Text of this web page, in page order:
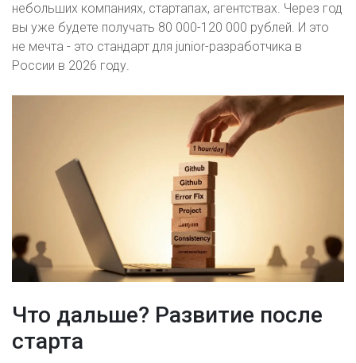
небольших компаниях, стартапах, агентствах. Через год
вы уже будете получать 80 000-120 000 рублей. И это
не мечта - это стандарт для junior-разработчика в
России в 2026 году.
Что дальше? Развитие после
старта